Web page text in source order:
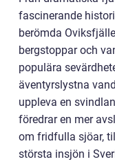
fascinerande
berömda
bergstoppar och
populära
äventyrslystna
uppleva en
föredrar en mer
om fridfulla sjöar,
största insjön i